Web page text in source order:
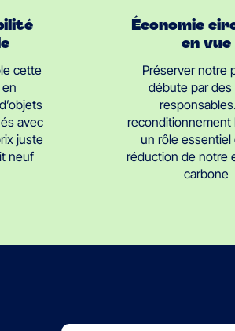
cette
avec
juste
neuf
Économie
en vue
Préserver notre
débute par des
reconditionnement
un rôle essentiel
réduction de notre
carbone